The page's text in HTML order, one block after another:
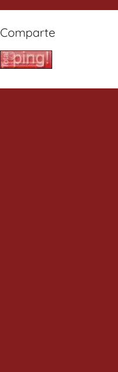
Comparte